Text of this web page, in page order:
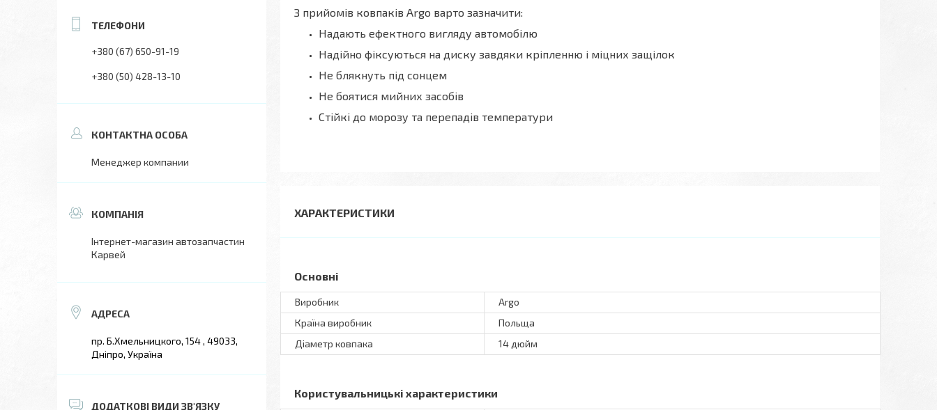
З прийомів ковпаків Argo варто зазначити:
Надають ефектного вигляду автомобілю
Надійно фіксуються на диску завдяки кріпленню і міцних защілок
Не блякнуть під сонцем
Не боятися мийних засобів
Стійкі до морозу та перепадів температури
ХАРАКТЕРИСТИКИ
Основні
Виробник
Argo
Країна виробник
Польща
Діаметр ковпака
14 дюйм
Користувальницькі характеристики
+380 (67) 650-91-19
+380 (50) 428-13-10
Менеджер компании
Інтернет-магазин автозапчастин
Карвей
пр. Б.Хмельницкого, 154 , 49033,
Дніпро, Україна